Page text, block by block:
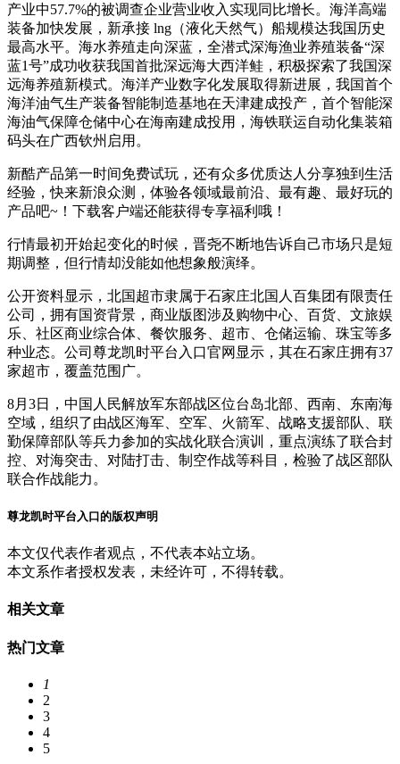
产业中57.7%的被调查企业营业收入实现同比增长。海洋高端
装备加快发展，新承接 lng（液化天然气）船规模达我国历史
最高水平。海水养殖走向深蓝，全潜式深海渔业养殖装备“深
蓝1号”成功收获我国首批深远海大西洋鲑，积极探索了我国深
远海养殖新模式。海洋产业数字化发展取得新进展，我国首个
海洋油气生产装备智能制造基地在天津建成投产，首个智能深
海油气保障仓储中心在海南建成投用，海铁联运自动化集装箱
码头在广西钦州启用。
新酷产品第一时间免费试玩，还有众多优质达人分享独到生活
经验，快来新浪众测，体验各领域最前沿、最有趣、最好玩的
产品吧~！下载客户端还能获得专享福利哦！
行情最初开始起变化的时候，晋尧不断地告诉自己市场只是短
期调整，但行情却没能如他想象般演绎。
公开资料显示，北国超市隶属于石家庄北国人百集团有限责任
公司，拥有国资背景，商业版图涉及购物中心、百货、文旅娱
乐、社区商业综合体、餐饮服务、超市、仓储运输、珠宝等多
种业态。公司尊龙凯时平台入口官网显示，其在石家庄拥有37
家超市，覆盖范围广。
8月3日，中国人民解放军东部战区位台岛北部、西南、东南海
空域，组织了由战区海军、空军、火箭军、战略支援部队、联
勤保障部队等兵力参加的实战化联合演训，重点演练了联合封
控、对海突击、对陆打击、制空作战等科目，检验了战区部队
联合作战能力。
尊龙凯时平台入口的版权声明
本文仅代表作者观点，不代表本站立场。
本文系作者授权发表，未经许可，不得转载。
相关文章
热门文章
1
2
3
4
5